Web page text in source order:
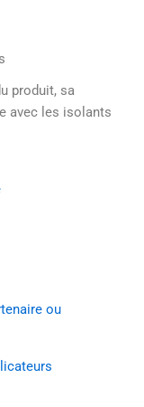
produit, sa
avec les isolants
ou